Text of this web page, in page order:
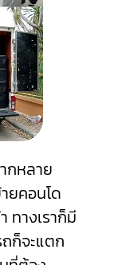
กหลาย
ยคอนโด
ทางเราก็มี
ก็จะแตก